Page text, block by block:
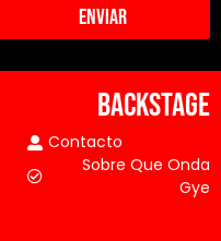
Enviar
BACKSTAGE
Contacto
Sobre Que Onda
Gye